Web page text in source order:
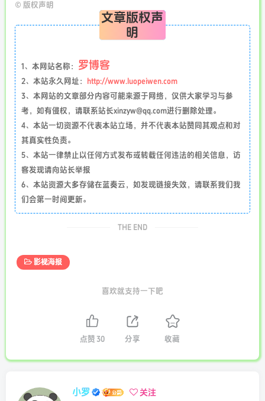
© 版权声明
文章版权声
明
1、本网站名称： 罗博客
2、本站永久网址：
http://www.luopeiwen.com
3、本网站的文章部分内容可能来源于网络，仅供大家学习与参
考，如有侵权，请联系站长xinzyw@qq.com进行删除处理。
4、本站一切资源不代表本站立场，并不代表本站赞同其观点和对
其真实性负责。
5、本站一律禁止以任何方式发布或转载任何违法的相关信息，访
客发现请向站长举报
6、本站资源大多存储在蓝奏云，如发现链接失效，请联系我们我
们会第一时间更新。
THE END
影视海报
喜欢就支持一下吧
点赞 30 分享 收藏
小罗 关注